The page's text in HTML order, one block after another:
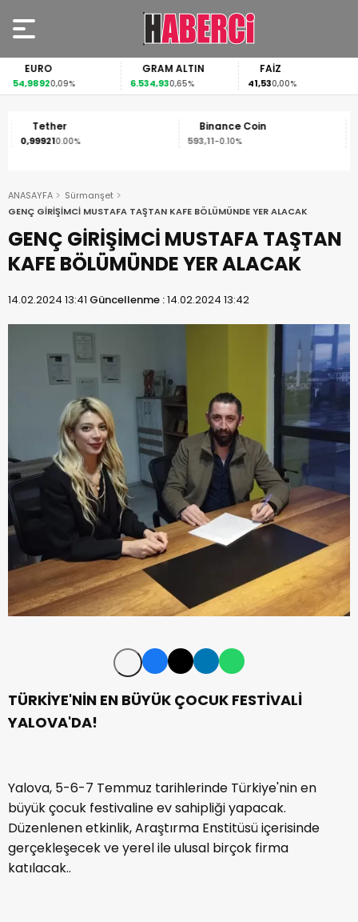
EURO
54,98920,09%
GRAM ALTIN
6.534,930,65%
FAİZ
41,530,00%
Tether
0,999210.00%
Binance Coin
593,11-0.10%
ANASAYFA
Sürmanşet
GENÇ GİRİŞİMCİ MUSTAFA TAŞTAN KAFE BÖLÜMÜNDE YER ALACAK
GENÇ GİRİŞİMCİ MUSTAFA TAŞTAN
KAFE BÖLÜMÜNDE YER ALACAK
14.02.2024 13:41 Güncellenme :14.02.2024 13:42
TÜRKİYE'NİN EN BÜYÜK ÇOCUK FESTİVALİ
YALOVA'DA!
Yalova, 5-6-7 Temmuz tarihlerinde Türkiye'nin en
büyük çocuk festivaline ev sahipliği yapacak.
Düzenlenen etkinlik, Araştırma Enstitüsü içerisinde
gerçekleşecek ve yerel ile ulusal birçok firma
katılacak..